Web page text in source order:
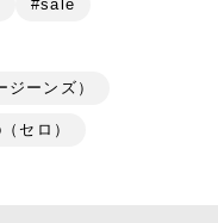
#sale
ーンズ）
セロ）